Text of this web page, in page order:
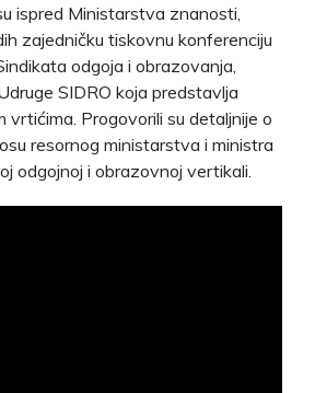
ispred Ministarstva znanosti,
zajedničku tiskovnu konferenciju
odgoja i obrazovanja,
SIDRO koja predstavlja
vrtićima. Progovorili su detaljnije o
resornog ministarstva i ministra
odgojnoj i obrazovnoj vertikali.